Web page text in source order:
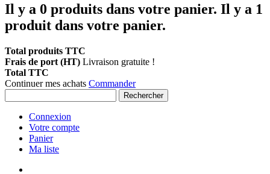
Il y a 0 produits dans votre panier. Il y a 1
produit dans votre panier.
Total produits TTC
Frais de port (HT) Livraison gratuite !
Total TTC
Continuer mes achats Commander
Rechercher
Connexion
Votre compte
Panier
Ma liste